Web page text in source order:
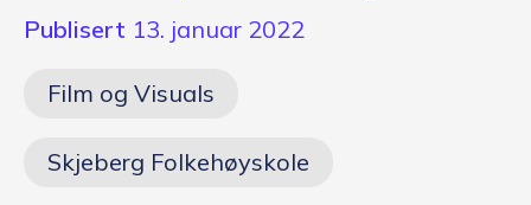
Søk i dag
Publisert 13. januar 2022
Film og Visuals
Skjeberg Folkehøyskole